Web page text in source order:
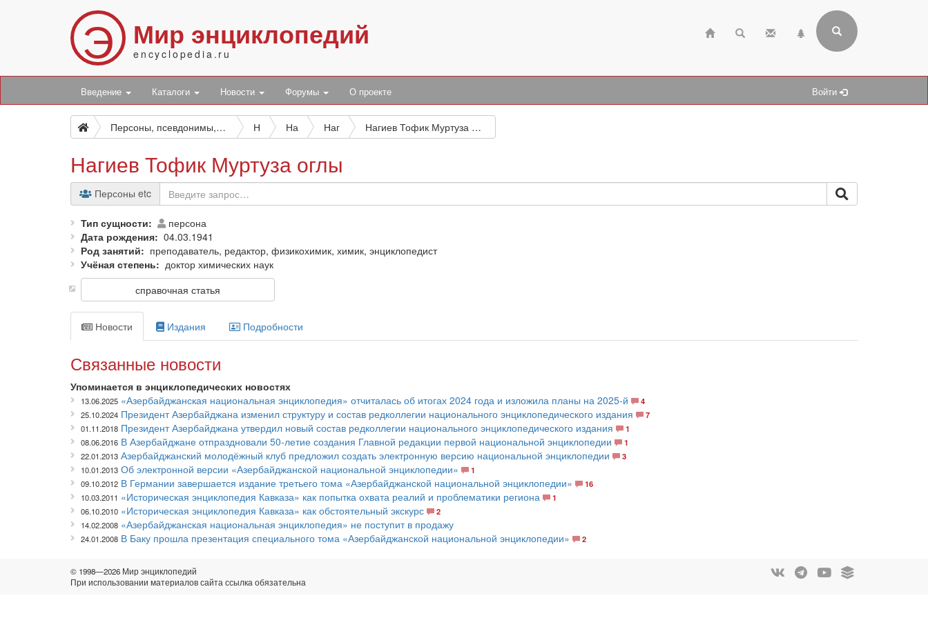
Э Мир энциклопедий
encyclopedia.ru
Введение Каталоги Новости Форумы О проекте Войти
Персоны, псевдонимы, персонажи и боты Н На Наг Нагиев Тофик Муртуза оглы
Нагиев Тофик Муртуза оглы
Персоны etc
Тип сущности
персона
Дата рождения
04.03.1941
Род занятий
преподаватель, редактор, физикохимик, химик, энциклопедист
Учёная степень
доктор химических наук
справочная статья
Новости Издания Подробности
Связанные новости
Упоминается в энциклопедических новостях
13.06.2025 «Азербайджанская национальная энциклопедия» отчиталась об итогах 2024 года и изложила планы на 2025-й
4
25.10.2024 Президент Азербайджана изменил структуру и состав редколлегии национального энциклопедического издания
7
01.11.2018 Президент Азербайджана утвердил новый состав редколлегии национального энциклопедического издания
1
08.06.2016 В Азербайджане отпраздновали 50-летие создания Главной редакции первой национальной энциклопедии
1
22.01.2013 Азербайджанский молодёжный клуб предложил создать электронную версию национальной энциклопедии
3
10.01.2013 Об электронной версии «Азербайджанской национальной энциклопедии»
1
09.10.2012 В Германии завершается издание третьего тома «Азербайджанской национальной энциклопедии»
16
10.03.2011 «Историческая энциклопедия Кавказа» как попытка охвата реалий и проблематики региона
1
06.10.2010 «Историческая энциклопедия Кавказа» как обстоятельный экскурс
2
14.02.2008 «Азербайджанская национальная энциклопедия» не поступит в продажу
24.01.2008 В Баку прошла презентация специального тома «Азербайджанской национальной энциклопедии» 2
© 1998—2026 Мир энциклопедий
При использовании материалов сайта ссылка обязательна